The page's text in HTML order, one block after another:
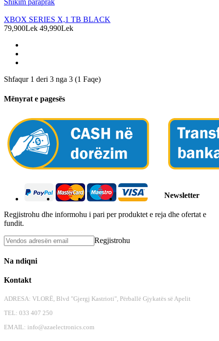
Shikim paraprak
XBOX SERIES X,1 TB BLACK
79,900Lek 49,990Lek
Shfaqur 1 deri 3 nga 3 (1 Faqe)
Mënyrat e pagesës
Newsletter
Regjistrohu dhe informohu i pari per produktet e reja dhe ofertat e
fundit.
Regjistrohu
Na ndiqni
Kontakt
ADRESA: VLORË, Blvd "Gjergj Kastrioti", Përballë Gjykatës së Apelit
TEL: 033 407 250
EMAIL: info@azaelectronics.com